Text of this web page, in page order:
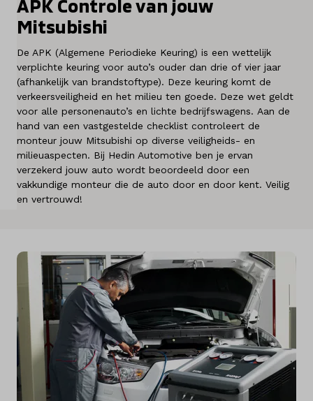
Vestigingen
Merken
Diensten
Over ons
Kennis & advies
Land
Nederland
Nederlands
APK Controle van jouw
Mitsubishi
De APK (Algemene Periodieke Keuring) is een wettelijk
verplichte keuring voor auto’s ouder dan drie of vier jaar
(afhankelijk van brandstoftype). Deze keuring komt de
verkeersveiligheid en het milieu ten goede. Deze wet geldt
voor alle personenauto’s en lichte bedrijfswagens. Aan de
hand van een vastgestelde checklist controleert de
monteur jouw Mitsubishi op diverse veiligheids- en
milieuaspecten. Bij Hedin Automotive ben je ervan
verzekerd jouw auto wordt beoordeeld door een
vakkundige monteur die de auto door en door kent. Veilig
en vertrouwd!